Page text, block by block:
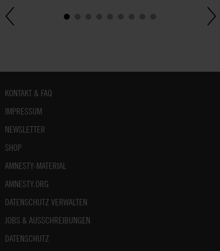
Fußbereich
KONTAKT & FAQ
IMPRESSUM
NEWSLETTER
SHOP
AMNESTY-MATERIAL
AMNESTY.ORG
DATENSCHUTZ VERWALTEN
JOBS & AUSSCHREIBUNGEN
DATENSCHUTZ